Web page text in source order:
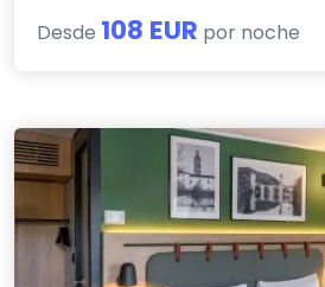
Desde 108 EUR por noche